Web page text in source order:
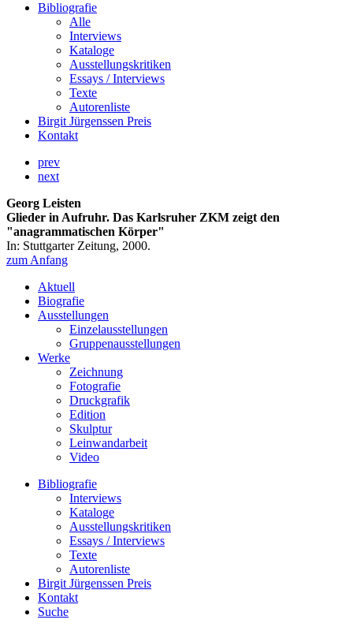
Bibliografie
Alle
Interviews
Kataloge
Ausstellungskritiken
Essays / Interviews
Texte
Autorenliste
Birgit Jürgenssen Preis
Kontakt
prev
next
Georg Leisten
Glieder in Aufruhr. Das Karlsruher ZKM zeigt den
"anagrammatischen Körper"
In: Stuttgarter Zeitung, 2000.
zum Anfang
Aktuell
Biografie
Ausstellungen
Einzelausstellungen
Gruppenausstellungen
Werke
Zeichnung
Fotografie
Druckgrafik
Edition
Skulptur
Leinwandarbeit
Video
Bibliografie
Interviews
Kataloge
Ausstellungskritiken
Essays / Interviews
Texte
Autorenliste
Birgit Jürgenssen Preis
Kontakt
Suche